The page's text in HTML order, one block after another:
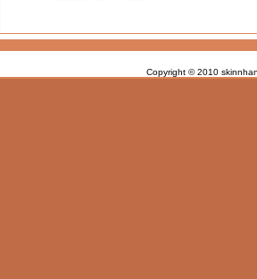
Copyright © 2010